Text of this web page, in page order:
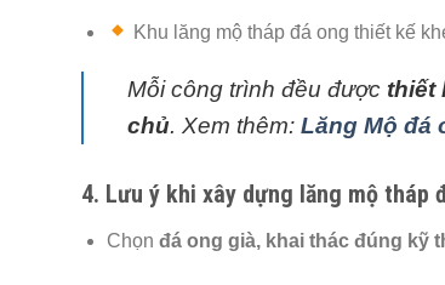
Khu lăng mộ tháp đá ong thiết kế
Mỗi công trình đều được thiết
chủ. Xem thêm: Lăng Mộ đá
4. Lưu ý khi xây dựng lăng mộ tháp
Chọn đá ong già, khai thác đúng kỹ